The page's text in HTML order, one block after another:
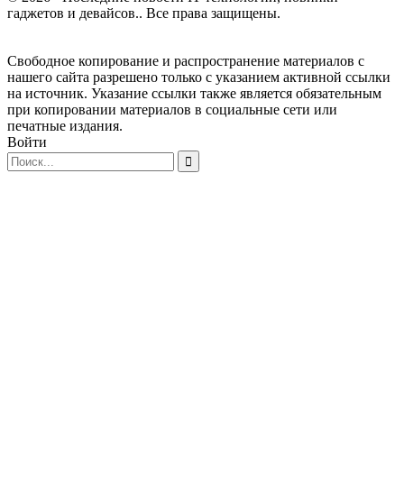
гаджетов и девайсов.. Все права защищены.
Свободное копирование и распространение материалов с
нашего сайта разрешено только с указанием активной ссылки
на источник. Указание ссылки также является обязательным
при копировании материалов в социальные сети или
печатные издания.
Войти